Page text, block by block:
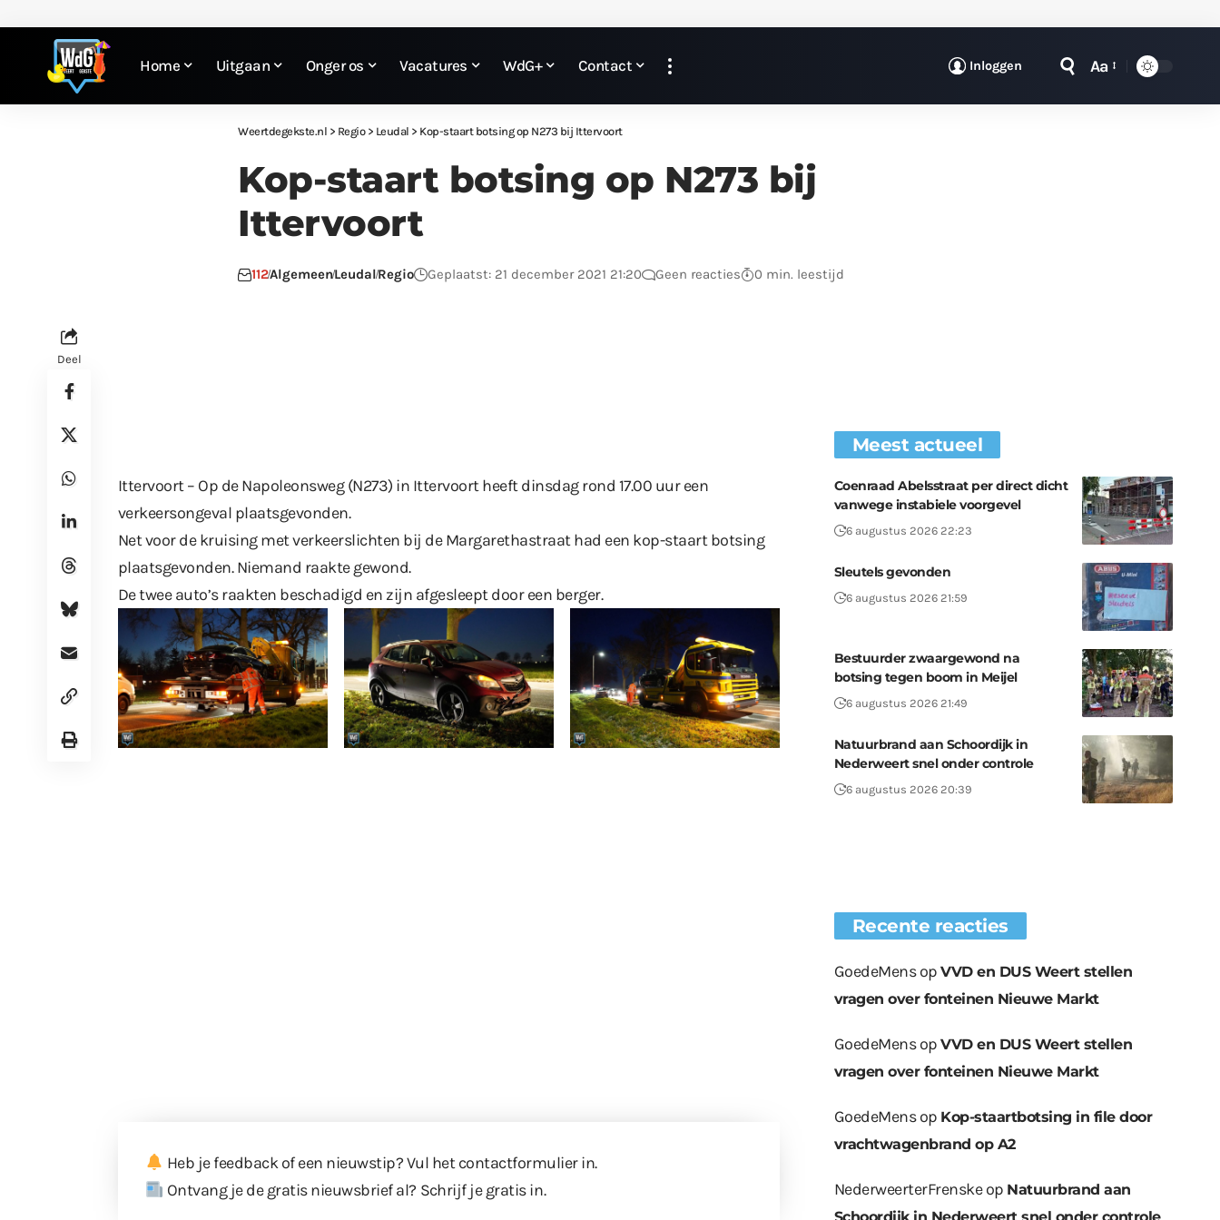
Home Uitgaan Onger os Vacatures WdG+ Contact Inloggen Aa
Weertdegekste.nl > Regio> Leudal > Kop-staart botsing op N273 bij Ittervoort
Kop-staart botsing op N273 bij
Ittervoort
112AlgemeenLeudalRegio Geplaatst: 21 december 2021 21:20 Geen reacties 0 min. leestijd
Deel
Ittervoort – Op de Napoleonsweg (N273) in Ittervoort heeft dinsdag rond 17.00 uur een
verkeersongeval plaatsgevonden.
Net voor de kruising met verkeerslichten bij de Margarethastraat had een kop-staart botsing
plaatsgevonden. Niemand raakte gewond.
De twee auto’s raakten beschadigd en zijn afgesleept door een berger.
Heb je feedback of een nieuwstip? Vul het contactformulierin.
Ontvang je de gratis nieuwsbrief al? Schrijf je gratis in.
Meest actueel
Coenraad Abelsstraat per direct dicht
vanwege instabiele voorgevel
6 augustus 2026 22:23
Sleutels gevonden
6 augustus 2026 21:59
Bestuurder zwaargewond na
botsing tegen boom in Meijel
6 augustus 2026 21:49
Natuurbrand aan Schoordijk in
Nederweert snel onder controle
6 augustus 2026 20:39
Recente reacties
GoedeMensopVVD en DUS Weert stellen
vragen over fonteinen Nieuwe Markt
GoedeMensopVVD en DUS Weert stellen
vragen over fonteinen Nieuwe Markt
GoedeMensop Kop-staartbotsing in file door
vrachtwagenbrand op A2
NederweerterFrenskeop Natuurbrand aan